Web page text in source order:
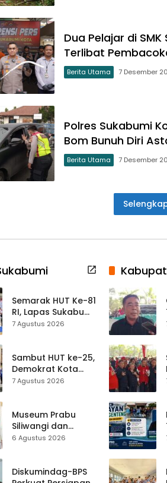
Dua Pelajar di
Terlibat
Berita Utama 7 Desember
Polres Sukabumi
Bom Bunuh Diri
Berita Utama 7 Desember
Semarak HUT Ke-81
RI, Lapas Sukabumi
Resmi Gelar Pekan
7 Agustus 2026
Sambut HUT ke-25,
Demokrat Kota
Sukabumi
ASRI Lewat Aksi
Bersih Masjid
Agung
7 Agustus 2026
Museum Prabu
Siliwangi dan
Museum Keramik
Hampir 500 Koleksi
6 Agustus 2026
Diskumindag-BPS